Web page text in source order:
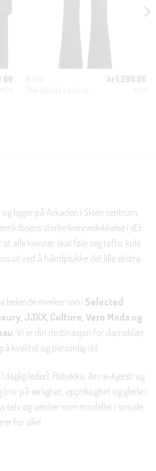
BUKSE
The dekota bootcut
kr1,200.00
ligger på Arkaden i Skien sentrum.
Ibsens sterke kvinneskikkelse i «Et
alle kvinner skal føle seg tøffe, kule
ut ved å håndplukke det lille ekstra
ledende merker som Selected
JJXX, Culture, Vero Moda og
. Vi er din destinasjon for dameklær
kvalitet og personlig stil.
leder), Rebekka, Anne-Kjersti og
tror på ærlighet, oppriktighet og glede i
selv og venner som modeller i sosiale
er for alle!
til deg! ❤️
i dag. Som medlem får du 10%
er ikke interessert